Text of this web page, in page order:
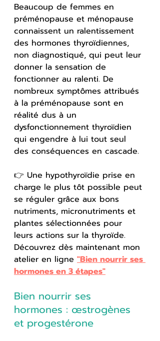
Beaucoup de femmes en
préménopause et ménopause
connaissent un ralentissement
des hormones thyroïdiennes,
non diagnostiqué, qui peut leur
donner la sensation de
fonctionner au ralenti. De
nombreux symptômes attribués
à la préménopause sont en
réalité dus à un
dysfonctionnement thyroïdien
qui engendre à lui tout seul
des conséquences en cascade.
👉 Une hypothyroïdie prise en
charge le plus tôt possible peut
se réguler grâce aux bons
nutriments, micronutriments et
plantes sélectionnées pour
leurs actions sur la thyroïde.
Découvrez dès maintenant mon
atelier en ligne "Bien nourrir ses
hormones en 3 étapes"
Bien nourrir ses
hormones : œstrogènes
et progestérone